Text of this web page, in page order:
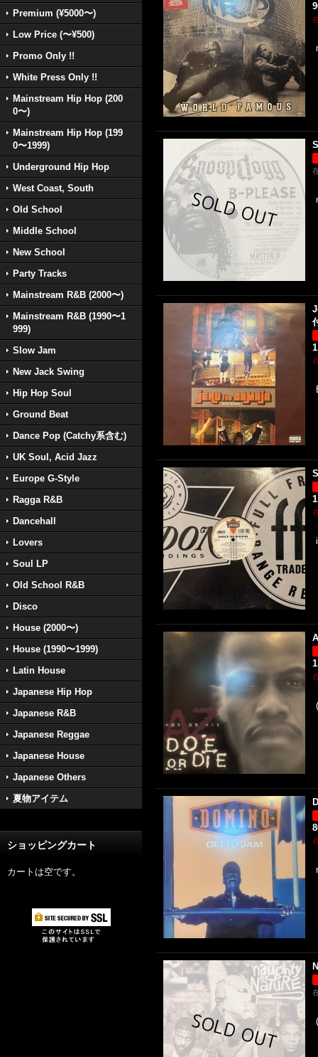
Premium (¥5000〜)
Low Price (〜¥500)
Promo Only !!
White Press Only !!
Mainstream Hip Hop (200
0〜)
Mainstream Hip Hop (199
0〜1999)
Underground Hip Hop
West Coast, South
Old School
Middle School
New School
Party Tracks
Mainstream R&B (2000〜)
Mainstream R&B (1990〜1
999)
Slow Jam
New Jack Swing
Hip Hop Soul
Ground Beat
Dance Pop (Catchy系含む)
UK Soul, Acid Jazz
Europe G-Style
Ragga R&B
Dancehall
Lovers
Soul LP
Old School R&B
Disco
House (2000〜)
House (1990〜1999)
Latin House
Japanese Hip Hop
Japanese R&B
Japanese Reggae
Japanese House
Japanese Others
夏物アイテム
ショッピングカート
カートは空です。